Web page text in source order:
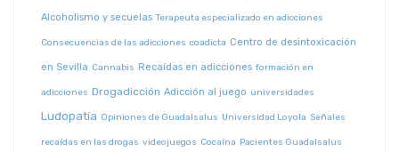
Alcoholismo y secuelas Terapeuta especializado en adicciones
Consecuencias de las adicciones coadicta Centro de desintoxicación
en Sevilla Cannabis Recaídas en adicciones formación en
adicciones Drogadicción Adicción al juego universidades
Ludopatía Opiniones de Guadalsalus Universidad Loyola Señales
recaídas en las drogas videojuegos Cocaína Pacientes Guadalsalus